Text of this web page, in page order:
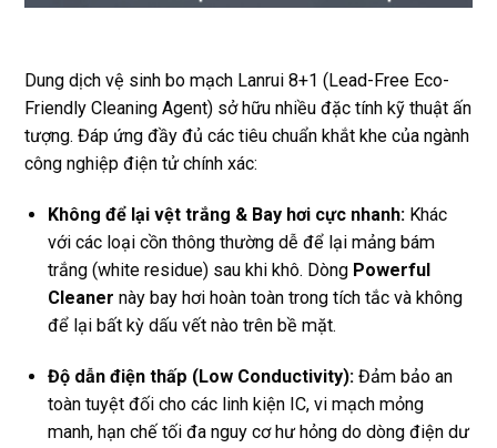
Dung dịch vệ sinh bo mạch Lanrui 8+1 (Lead-Free Eco-
Friendly Cleaning Agent) sở hữu nhiều đặc tính kỹ thuật ấn
tượng. Đáp ứng đầy đủ các tiêu chuẩn khắt khe của ngành
công nghiệp điện tử chính xác:
Không để lại vệt trắng & Bay hơi cực nhanh: Khác
với các loại cồn thông thường dễ để lại mảng bám
trắng (white residue) sau khi khô. Dòng Powerful
Cleaner này bay hơi hoàn toàn trong tích tắc và không
để lại bất kỳ dấu vết nào trên bề mặt.
Độ dẫn điện thấp (Low Conductivity): Đảm bảo an
toàn tuyệt đối cho các linh kiện IC, vi mạch mỏng
manh, hạn chế tối đa nguy cơ hư hỏng do dòng điện dư